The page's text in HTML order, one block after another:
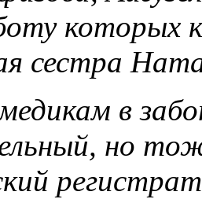
которых
сестра
в
но